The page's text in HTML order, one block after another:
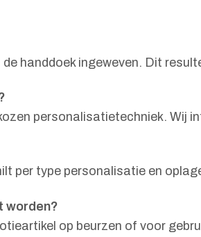
handdoek ingeweven. Dit
personalisatietechniek. Wij
per type personalisatie en
worden?
op beurzen of voor